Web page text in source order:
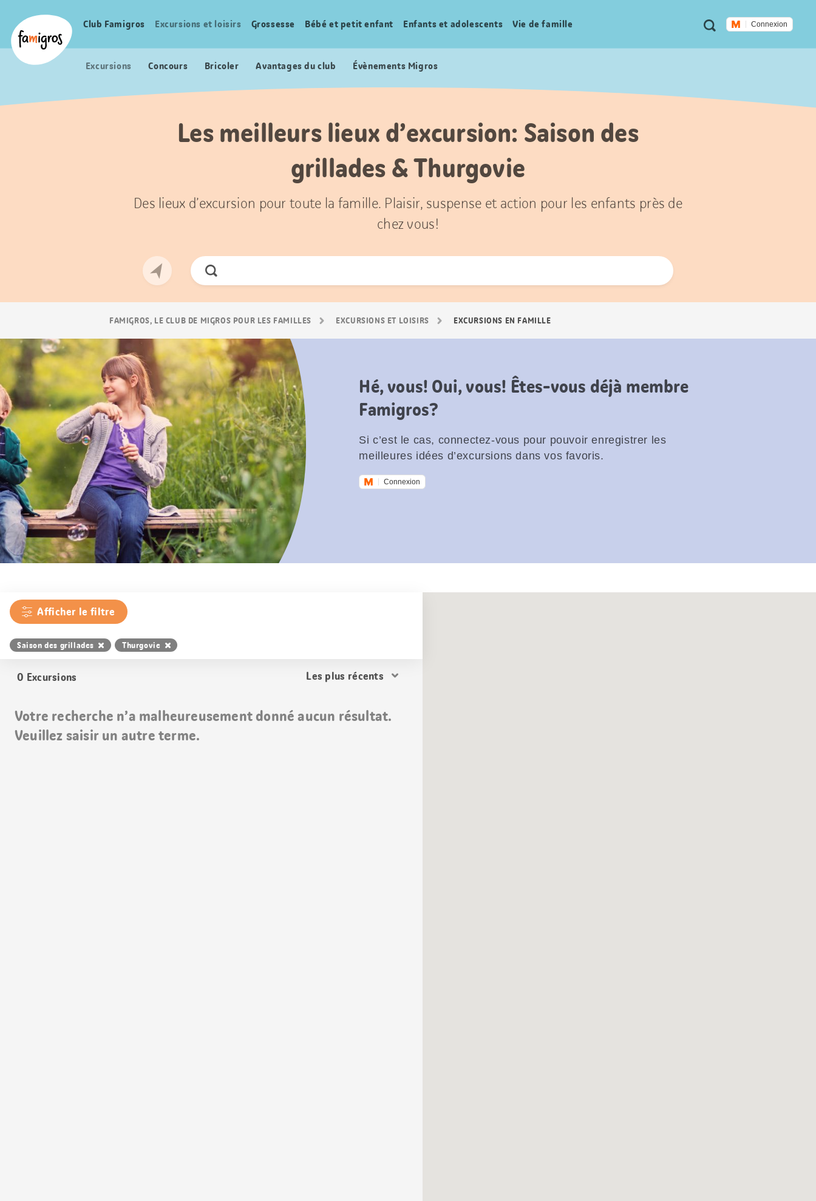
navigation
Logo
Métanavigation
RechercheConnexion
Navigation
Club Famigros Excursions et loisirs Grossesse Bébé et petit enfant Enfants et adolescents Vie de famille
Excursions Concours Bricoler Avantages du club Évènements Migros
Les meilleurs lieux d’excursion: Saison des
grillades & Thurgovie
Des lieux d’excursion pour toute la famille. Plaisir, suspense et action pour les enfants près de
chez vous!
Chercher
FAMIGROS, LE CLUB DE MIGROS POUR LES FAMILLES EXCURSIONS ET LOISIRS EXCURSIONS EN FAMILLE
Hé, vous! Oui, vous! Êtes-vous déjà membre
Famigros?
Si c’est le cas, connectez-vous pour pouvoir enregistrer les
meilleures idées d’excursions dans vos favoris.
Connexion
Afficher le filtre
Saison des grillades Thurgovie
0 Excursions
Trier
Votre recherche n’a malheureusement donné aucun résultat.
Veuillez saisir un autre terme.